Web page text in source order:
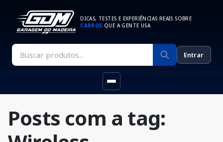
DICAS, TESTES E EXPERIÊNCIAS REAIS SOBRE
CARROS QUE A GENTE USA
Entrar
Posts com a tag: